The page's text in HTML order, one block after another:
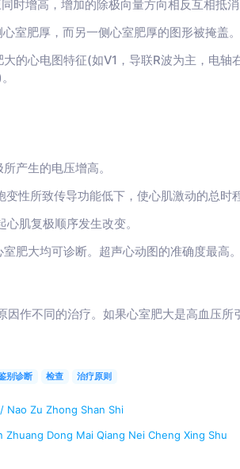
时增高，增加的除极向量方向相反互相抵消
室肥厚，而另一侧心室肥厚的图形被掩盖。
的心电图特征(如V1，导联R波为主，电轴
产生的电压增高。
性所致传导功能低下，使心肌激动的总时程
肌复极顺序发生改变。
肥大均可诊断。超声心动图的准确度最高。
作不同的治疗。如果心室肥大是高血压所
别诊断 检查 治疗原则
Nao Zu Zhong Shan Shi
Zhuang Dong Mai Qiang Nei Cheng Xing Shu